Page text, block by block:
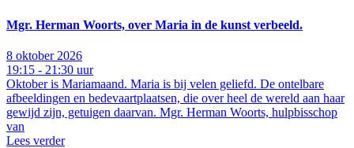
Mgr. Herman Woorts, over Maria in de kunst verbeeld.
8 oktober 2026
19:15 - 21:30 uur
Oktober is Mariamaand. Maria is bij velen geliefd. De ontelbare
afbeeldingen en bedevaartplaatsen, die over heel de wereld aan haar
gewijd zijn, getuigen daarvan. Mgr. Herman Woorts, hulpbisschop
van
Lees verder